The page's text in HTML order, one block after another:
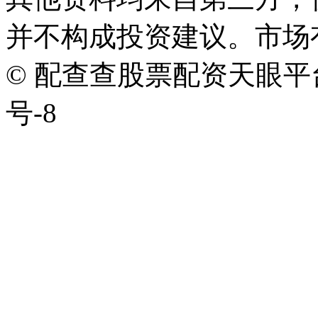
并不构成投资建议。市
© 配查查股票配资天眼平
号-8